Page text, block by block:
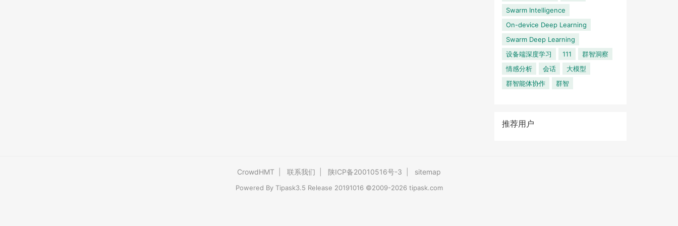
Swarm Intelligence
On-device Deep Learning
Swarm Deep Learning
设备端深度学习
111
群智洞察
情感分析
会话
大模型
群智能体协作
群智
推荐用户
CrowdHMT 联系我们 陕ICP备20010516号-3 sitemap
Powered By Tipask3.5 Release 20191016 ©2009-2026 tipask.com